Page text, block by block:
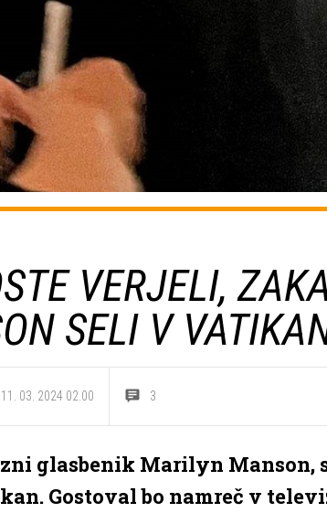
VERJELI,
SELI V
11. 03. 2024 02.00 3
glasbenik Marilyn Manson,
Gostoval bo namreč v